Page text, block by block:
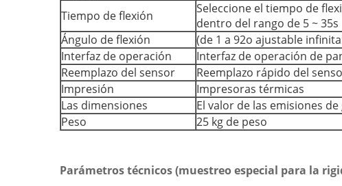
Tiempo de flexión
Seleccione el tiempo de
dentro del rango de 5 ~ 35s
Ángulo de flexión
(de 1 a 92o ajustable
Interfaz de operación
Interfaz de operación de
Reemplazo del sensor
Reemplazo rápido del
Impresión
Impresoras térmicas
Las dimensiones
El valor de las emisiones
Peso
25 kg de peso
Parámetros técnicos (muestreo especial para la